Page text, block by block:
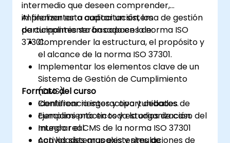
intermedio que deseen comprender,
implementar o auditar un sistema de gestión
de cumplimiento basado en la norma ISO
37301.
Al finalizar esta capacitación, los
participantes serán capaces de:
Comprender la estructura, el propósito y
el alcance de la norma ISO 37301.
Implementar los elementos clave de un
Sistema de Gestión de Cumplimiento
(CMS).
Identificar riesgos y oportunidades de
cumplimiento en toda la organización.
Integrar el CMS de la norma ISO 37301
con los sistemas existentes de
Formato del curso
Conferencia interactiva y debates.
Ejercicios prácticos y estudios de caso del
mundo real.
Actividades grupales y simulaciones de